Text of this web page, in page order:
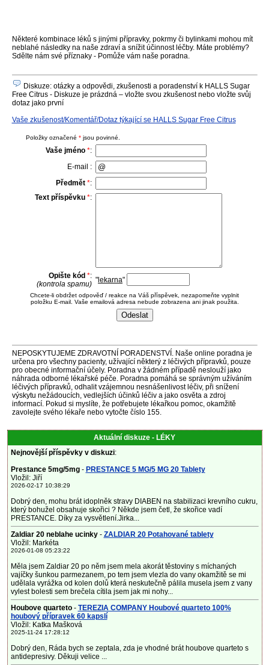
Některé kombinace léků s jinými přípravky, pokrmy či bylinkami mohou mít
neblahé následky na naše zdraví a snížit účinnost léčby. Máte problémy?
Sdělte nám své příznaky - Pomůže vám naše poradna.
Diskuze: otázky a odpovědi, zkušenosti a poradenství k HALLS Sugar
Free Citrus - Diskuze je prázdná – vložte svou zkušenost nebo vložte svůj
dotaz jako první
Vaše zkušenost/Komentář/Dotaz týkající se HALLS Sugar Free Citrus
Položky označené * jsou povinné.
Vaše jméno *:
E-mail :
Předmět *:
Text příspěvku *:
Opište kód *:
(kontrola spamu) " lekarna"
Chcete-li obdržet odpověď / reakce na Váš příspěvek, nezapomeňte vyplnit
položku E-mail. Vaše emailová adresa nebude zobrazena ani jinak použita.
NEPOSKYTUJEME ZDRAVOTNÍ PORADENSTVÍ. Naše online poradna je
určena pro všechny pacienty, užívající některý z léčivých přípravků, pouze
pro obecné informační účely. Poradna v žádném případě neslouží jako
náhrada odborné lékařské péče. Poradna pomáhá se správným užíváním
léčivých přípravků, odhalit vzájemnou nesnášenlivost léčiv, při snížení
výskytu nežádoucích, vedlejších účinků léčiv a jako osvěta a zdroj
informací. Pokud si myslíte, že potřebujete lékařkou pomoc, okamžitě
zavolejte svého lékaře nebo vytočte číslo 155.
Aktuální diskuze - LÉKY
Nejnovější příspěvky v diskuzi:
Prestance 5mg/5mg- PRESTANCE 5 MG/5 MG 20 Tablety
Vložil: Jiří
2026-02-17 10:38:29
Dobrý den, mohu brát idoplněk stravy DIABEN na stabilizaci krevního cukru,
který bohužel obsahuje skořici ? Někde jsem četl, že skořice vadí
PRESTANCE. Díky za vysvětlení.Jirka...
Zaldiar 20 neblahe ucinky- ZALDIAR 20 Potahované tablety
Vložil: Markéta
2026-01-08 05:23:22
Měla jsem Zaldiar 20 po něm jsem mela akorát těstoviny s míchaných
vajíčky šunkou parmezanem, po tem jsem vlezla do vany okamžitě se mi
udělala vyrážka od kolen dolů která neskutečně pálila musela jsem z vany
vylest bolesti sem brečela cítila jsem jak mi nohy...
Houbove quarteto- TEREZIA COMPANY Houbové quarteto 100%
houbový přípravek 60 kapslí
Vložil: Katka Mašková
2025-11-24 17:28:12
Dobrý den, Ráda bych se zeptala, zda je vhodné brát houbove quarteto s
antidepresivy. Děkuji velice ...